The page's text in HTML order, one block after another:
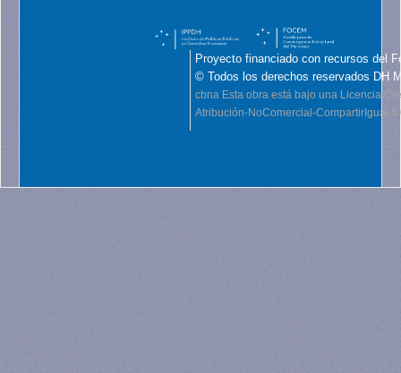
Proyecto financiado con recursos del
© Todos los derechos reservados DH
cbna Esta obra está bajo una Licencia
Atribución-NoComercial-CompartirIgual